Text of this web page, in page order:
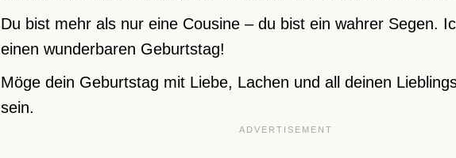
Du bist mehr als nur eine Cousine – du bist ein wahrer Segen.
einen wunderbaren Geburtstag!
Möge dein Geburtstag mit Liebe, Lachen und all deinen
sein.